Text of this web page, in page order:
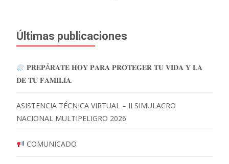
Últimas publicaciones
𝐏𝐑𝐄𝐏Á𝐑𝐀𝐓𝐄 𝐇𝐎𝐘 𝐏𝐀𝐑𝐀 𝐏𝐑𝐎𝐓𝐄𝐆𝐄𝐑 𝐓𝐔 𝐕𝐈𝐃𝐀 𝐘 𝐋𝐀
𝐃𝐄 𝐓𝐔 𝐅𝐀𝐌𝐈𝐋𝐈𝐀.
ASISTENCIA TÉCNICA VIRTUAL – II SIMULACRO
NACIONAL MULTIPELIGRO 2026
COMUNICADO